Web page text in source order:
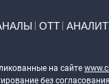
ОТТ
на сайте
без